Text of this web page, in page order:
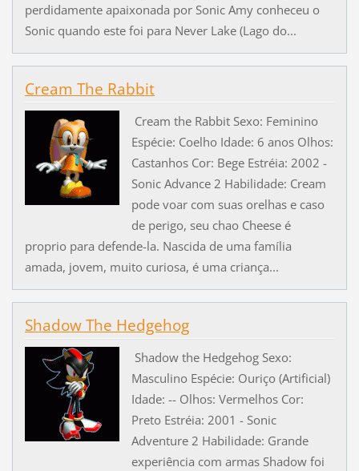
perdidamente apaixonada por Sonic Amy conheceu o
Sonic quando este foi para Never Lake (Lago do...
Cream The Rabbit
Cream the Rabbit Sexo: Feminino
Espécie: Coelho Idade: 6 anos Olhos:
Castanhos Cor: Bege Estréia: 2002 -
Sonic Advance 2 Habilidade: Cream
pode voar com suas orelhas e caso
de perigo, seu chao Cheese é
proprio para defende-la. Nascida de uma família
amada, jovem, muito curiosa, é uma criança...
Shadow The Hedgehog
Shadow the Hedgehog Sexo:
Masculino Espécie: Ouriço (Artificial)
Idade: -- Olhos: Vermelhos Cor:
Preto Estréia: 2001 - Sonic
Adventure 2 Habilidade: Grande
experiência com armas Shadow foi